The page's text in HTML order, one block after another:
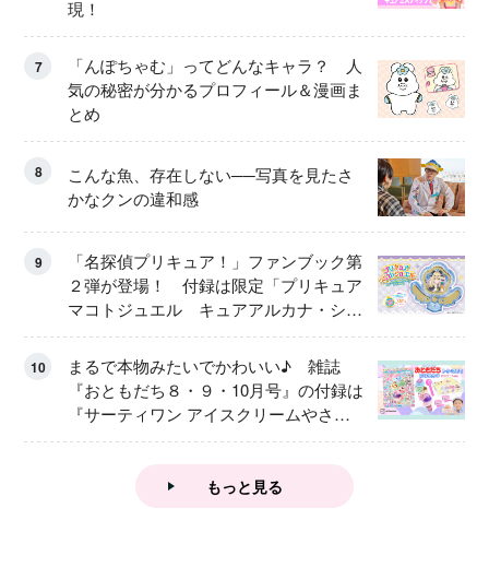
現！
7
「んぽちゃむ」ってどんなキャラ？ 人
気の秘密が分かるプロフィール＆漫画ま
とめ
8
こんな魚、存在しない──写真を見たさ
かなクンの違和感
9
「名探偵プリキュア！」ファンブック第
２弾が登場！ 付録は限定「プリキュア
マコトジュエル キュアアルカナ・シャ
ドウ アイスver.」 キュアエクレールを
大特集！
10
まるで本物みたいでかわいい♪ 雑誌
『おともだち８・９・10月号』の付録は
『サーティワン アイスクリームやさ
ん』
もっと見る